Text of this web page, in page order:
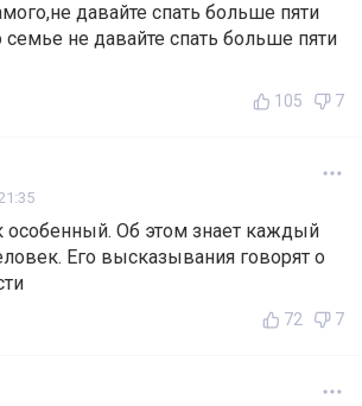
давайте спать больше пяти
семье не давайте спать больше пяти
105 7
Об этом знает каждый
Его высказывания говорят о
72 7